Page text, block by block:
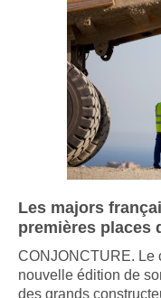
Les majors
premières places
CONJONCTURE. Le
nouvelle édition de